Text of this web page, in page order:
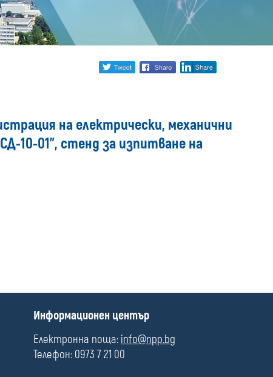
Share
media
twitter facebook
на електрически, механични
10-01", стенд за изпитване на
П
л
е
Информационен център
Електронна поща: info@npp.bg
Телефон: 0973 7 21 00